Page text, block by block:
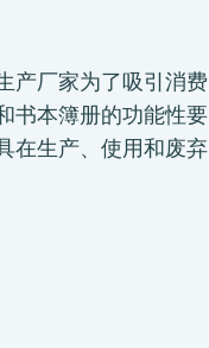
产厂家为了吸引消费
书本簿册的功能性要
在生产、使用和废弃